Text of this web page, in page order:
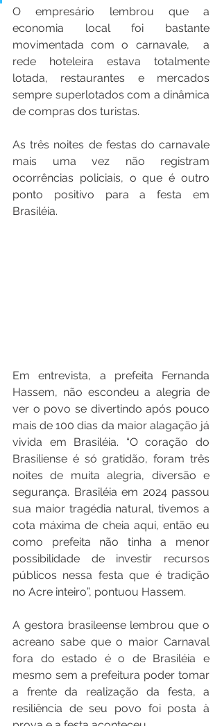
O empresário lembrou que a
economia local foi bastante
movimentada com o carnavale,  a
rede hoteleira estava totalmente
lotada, restaurantes e mercados
sempre superlotados com a dinâmica
de compras dos turistas.
As três noites de festas do carnavale
mais uma vez não registram
ocorrências policiais, o que é outro
ponto positivo para a festa em
Brasiléia.
Em entrevista, a prefeita Fernanda
Hassem, não escondeu a alegria de
ver o povo se divertindo após pouco
mais de 100 dias da maior alagação já
vivida em Brasiléia. “O coração do
Brasiliense é só gratidão, foram três
noites de muita alegria, diversão e
segurança. Brasiléia em 2024 passou
sua maior tragédia natural, tivemos a
cota máxima de cheia aqui, então eu
como prefeita não tinha a menor
possibilidade de investir recursos
públicos nessa festa que é tradição
no Acre inteiro”, pontuou Hassem.
A gestora brasileense lembrou que o
acreano sabe que o maior Carnaval
fora do estado é o de Brasiléia e
mesmo sem a prefeitura poder tomar
a frente da realização da festa, a
resiliência de seu povo foi posta à